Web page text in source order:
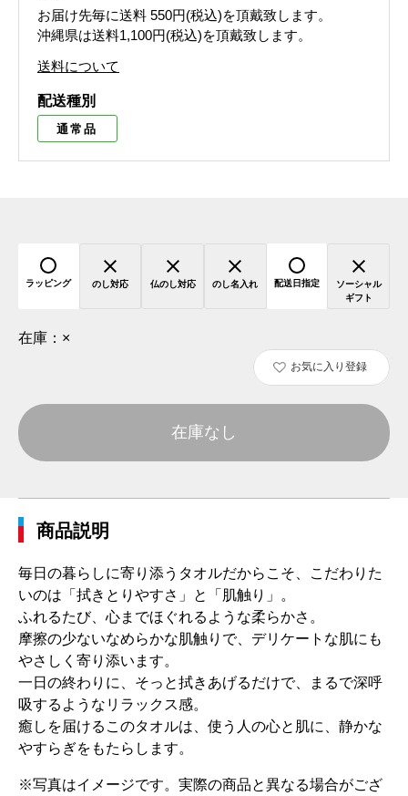
お届け先毎に送料 550円(税込)を頂戴致します。
沖縄県は送料1,100円(税込)を頂戴致します。
送料について
配送種別
通常品
ラッピング のし対応 仏のし対応 のし名入れ 配送日指定
ソーシャル
ギフト
在庫： ×
お気に入り登録
在庫なし
商品説明
毎日の暮らしに寄り添うタオルだからこそ、こだわりた
いのは「拭きとりやすさ」と「肌触り」。
ふれるたび、心までほぐれるような柔らかさ。
摩擦の少ないなめらかな肌触りで、デリケートな肌にも
やさしく寄り添います。
一日の終わりに、そっと拭きあげるだけで、まるで深呼
吸するようなリラックス感。
癒しを届けるこのタオルは、使う人の心と肌に、静かな
やすらぎをもたらします。
※写真はイメージです。実際の商品と異なる場合がござ